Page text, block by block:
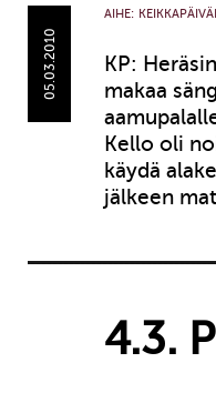
05.03.2010
AIHE:
KP:
makaa
Kello oli
käydä
jälkeen
4.3.